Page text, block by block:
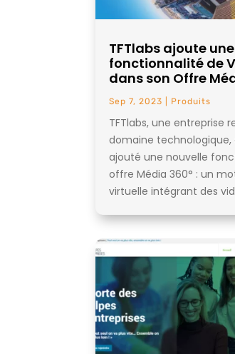
TFTlabs ajoute
fonctionnalité de
dans son Offre
Sep 7, 2023 Produits
TFTlabs, une entreprise
domaine
ajouté une nouvelle
offre Média 360° : un
virtuelle intégrant des